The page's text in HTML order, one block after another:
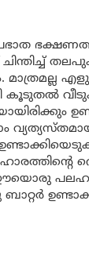
മാത്രമല്ല
കൂടുതൽ
ഈയൊരു